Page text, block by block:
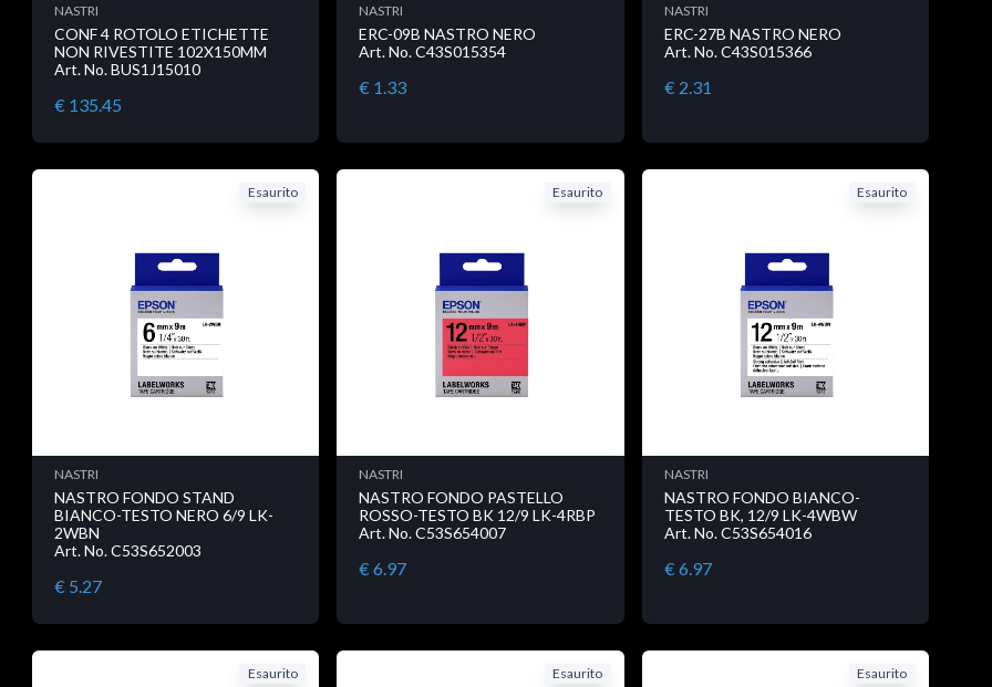
NASTRI
CONF 4 ROTOLO ETICHETTE
NON RIVESTITE 102X150MM
Art. No. BUS1J15010
€ 135.45
NASTRI
ERC-09B NASTRO NERO
Art. No. C43S015354
€ 1.33
NASTRI
ERC-27B NASTRO NERO
Art. No. C43S015366
€ 2.31
Esaurito
NASTRI
NASTRO FONDO STAND
BIANCO-TESTO NERO 6/9 LK-
2WBN
Art. No. C53S652003
€ 5.27
Esaurito
NASTRI
NASTRO FONDO PASTELLO
ROSSO-TESTO BK 12/9 LK-4RBP
Art. No. C53S654007
€ 6.97
Esaurito
NASTRI
NASTRO FONDO BIANCO-
TESTO BK, 12/9 LK-4WBW
Art. No. C53S654016
€ 6.97
Esaurito Esaurito Esaurito